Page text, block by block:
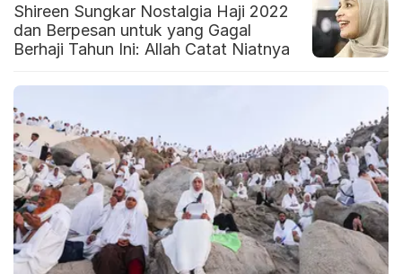
Shireen Sungkar Nostalgia Haji 2022
dan Berpesan untuk yang Gagal
Berhaji Tahun Ini: Allah Catat Niatnya